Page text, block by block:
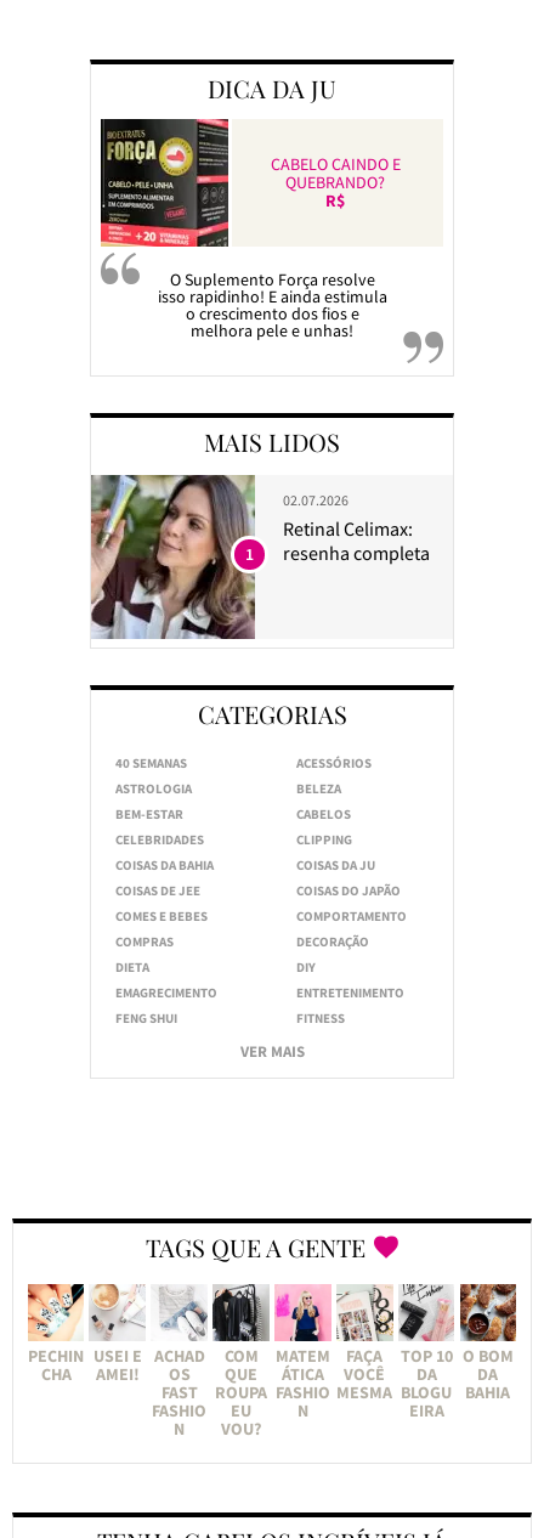
DICA DA JU
CABELO CAINDO E
QUEBRANDO?
R$
O Suplemento Força resolve
isso rapidinho! E ainda estimula
o crescimento dos fios e
melhora pele e unhas!
MAIS LIDOS
02.07.2026
Retinal Celimax:
resenha completa
1
CATEGORIAS
40 SEMANAS
ACESSÓRIOS
ASTROLOGIA
BELEZA
BEM-ESTAR
CABELOS
CELEBRIDADES
CLIPPING
COISAS DA BAHIA
COISAS DA JU
COISAS DE JEE
COISAS DO JAPÃO
COMES E BEBES
COMPORTAMENTO
COMPRAS
DECORAÇÃO
DIETA
DIY
EMAGRECIMENTO
ENTRETENIMENTO
FENG SHUI
FITNESS
VER MAIS
TAGS QUE A GENTE
PECHIN
CHA
USEI E
AMEI!
ACHAD
OS
FAST
FASHIO
N
COM
QUE
ROUPA
EU
VOU?
MATEM
ÁTICA
FASHIO
N
FAÇA
VOCÊ
MESMA
TOP 10
DA
BLOGU
EIRA
O BOM
DA
BAHIA